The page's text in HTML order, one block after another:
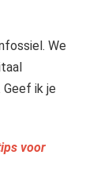
We
Geef ik je
voor